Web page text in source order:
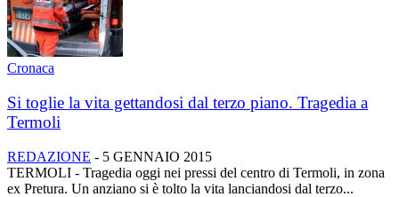
Cronaca
Si toglie la vita gettandosi dal terzo piano. Tragedia a
Termoli
REDAZIONE - 5 GENNAIO 2015
TERMOLI - Tragedia oggi nei pressi del centro di Termoli, in zona
ex Pretura. Un anziano si è tolto la vita lanciandosi dal terzo...